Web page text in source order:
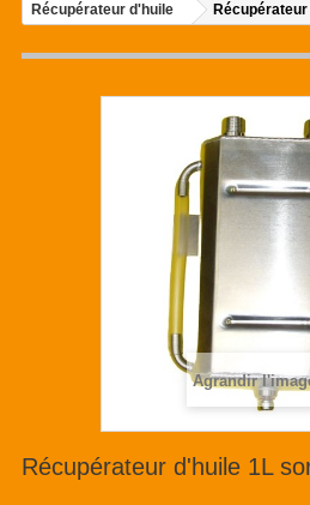
Récupérateur d'huile
Agrandir
Récupérateur d'huile 1L